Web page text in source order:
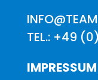
TEL.: +49
IMPRESSUM